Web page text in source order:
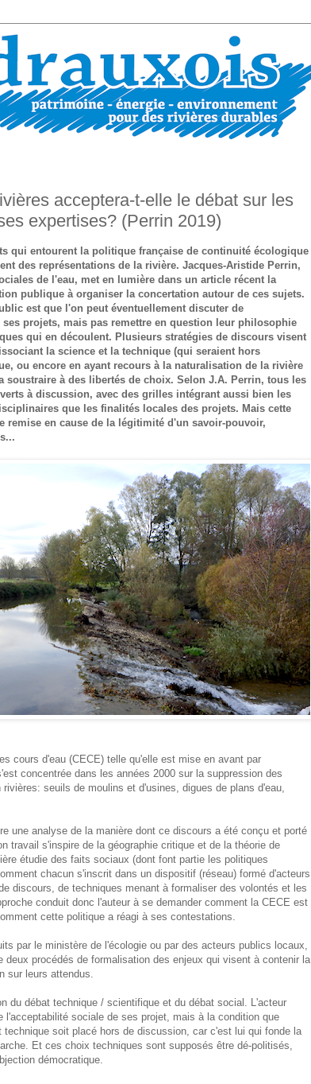
acceptera-t-elle le débat sur les
expertises? (Perrin 2019)
qui entourent la politique française de continuité écologique
des représentations de la rivière. Jacques-Aristide Perrin,
de l'eau, met en lumière dans un article récent la
publique à organiser la concertation autour de ces sujets.
est que l'on peut éventuellement discuter de
projets, mais pas remettre en question leur philosophie
qui en découlent. Plusieurs stratégies de discours visent
la science et la technique (qui seraient hors
ou encore en ayant recours à la naturalisation de la rivière
soustraire à des libertés de choix. Selon J.A. Perrin, tous les
à discussion, avec des grilles intégrant aussi bien les
que les finalités locales des projets. Mais cette
remise en cause de la légitimité d'un savoir-pouvoir,
cours d'eau (CECE) telle qu'elle est mise en avant par
concentrée dans les années 2000 sur la suppression des
seuils de moulins et d'usines, digues de plans d'eau,
une analyse de la manière dont ce discours a été conçu et porté
travail s'inspire de la géographie critique et de la théorie de
étudie des faits sociaux (dont font partie les politiques
chacun s'inscrit dans un dispositif (réseau) formé d'acteurs
discours, de techniques menant à formaliser des volontés et les
conduit donc l'auteur à se demander comment la CECE est
cette politique a réagi à ses contestations.
par le ministère de l'écologie ou par des acteurs publics locaux,
deux procédés de formalisation des enjeux qui visent à contenir la
sur leurs attendus.
du débat technique / scientifique et du débat social. L'acteur
l'acceptabilité sociale de ses projet, mais à la condition que
technique soit placé hors de discussion, car c'est lui qui fonde la
Et ces choix techniques sont supposés être dé-politisés,
démocratique.